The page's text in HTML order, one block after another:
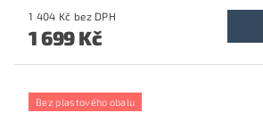
1 404 Kč bez DPH
1 699 Kč
Bez plastového obalu